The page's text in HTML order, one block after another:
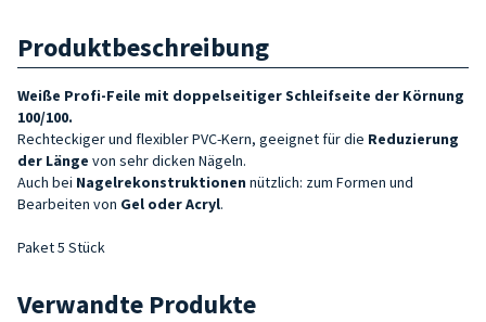
Produktbeschreibung
Weiße Profi-Feile mit doppelseitiger Schleifseite der Körnung
100/100.
Rechteckiger und flexibler PVC-Kern, geeignet für die Reduzierung
der Länge von sehr dicken Nägeln.
Auch bei Nagelrekonstruktionen nützlich: zum Formen und
Bearbeiten von Gel oder Acryl.
Paket 5 Stück
Verwandte Produkte